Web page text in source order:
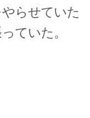
らせていた
ていた。